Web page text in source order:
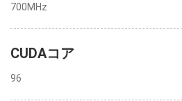
700MHz
CUDAコア
96